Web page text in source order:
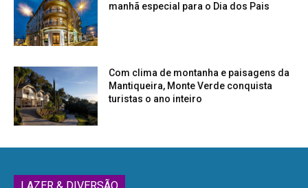
manhã especial para o Dia dos Pais
Com clima de montanha e paisagens da
Mantiqueira, Monte Verde conquista
turistas o ano inteiro
LAZER & DIVERSÃO